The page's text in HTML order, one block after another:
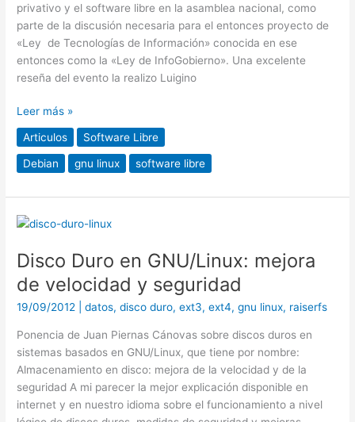
privativo y el software libre en la asamblea nacional, como
parte de la discusión necesaria para el entonces proyecto de
«Ley de Tecnologías de Información» conocida en ese
entonces como la «Ley de InfoGobierno». Una excelente
reseña del evento la realizo Luigino
Libre
y
Leer más »
Articulos Software Libre
Debian gnu linux software libre
Disco Duro en GNU/Linux: mejora
de velocidad y seguridad
19/09/2012 |datos,disco duro,ext3,ext4,gnu linux, raiserfs
Ponencia de Juan Piernas Cánovas sobre discos duros en
sistemas basados en GNU/Linux, que tiene por nombre:
Almacenamiento en disco: mejora de la velocidad y de la
seguridad A mi parecer la mejor explicación disponible en
internet y en nuestro idioma sobre el funcionamiento a nivel
Disco
en
GNU/Linux:
mejora
de